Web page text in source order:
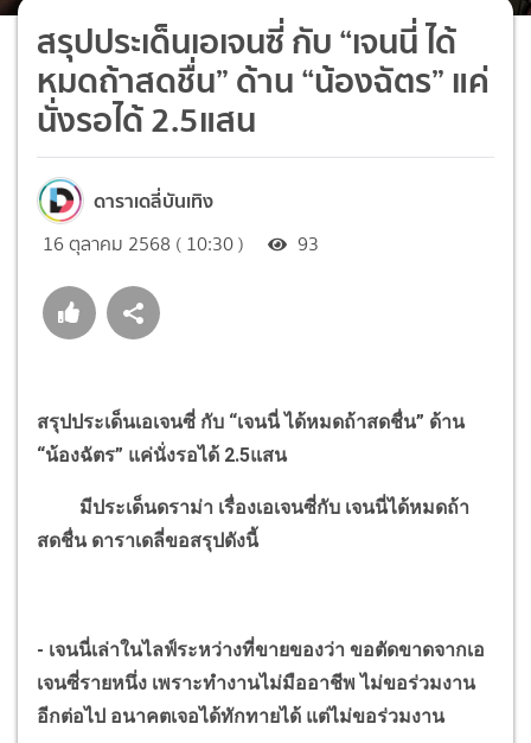
สรุปประเด็นเอเจนซี่ กับ “เจนนี่ ได้
หมดถ้าสดชื่น” ด้าน “น้องฉัตร” แค่
นั่งรอได้ 2.5แสน
ดาราเดลี่บันเทิง
16 ตุลาคม 2568 ( 10:30 ) 93
สรุปประเด็นเอเจนซี่ กับ “เจนนี่ ได้หมดถ้าสดชื่น” ด้าน
“น้องฉัตร” แค่นั่งรอได้ 2.5แสน
มีประเด็นดราม่า เรื่องเอเจนซี่กับ เจนนี่ได้หมดถ้า
สดชื่น ดาราเดลี่ขอสรุปดังนี้
- เจนนี่เล่าในไลฟ์ระหว่างที่ขายของว่า ขอตัดขาดจากเอ
เจนซี่รายหนึ่ง เพราะทำงานไม่มืออาชีพ ไม่ขอร่วมงาน
อีกต่อไป อนาคตเจอได้ทักทายได้ แต่ไม่ขอร่วมงาน